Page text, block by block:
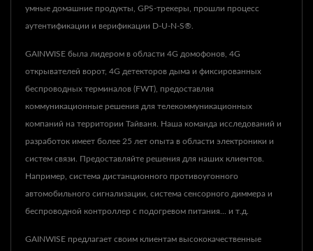
умные домашние продукты, GPS-трекеры, прошли процесс
аутентификации и верификации D-U-N-S®.
GAINWISE была лидером в области 4G домофонов, 4G
открывателей ворот, 4G детекторов дыма и фиксированных
беспроводных терминалов (FWT), предоставляя
коммуникационные решения для телекоммуникационных
компаний на территории Тайваня. Наша команда исследований и
разработок имеет более 25 лет опыта в области электроники и
систем связи. Предоставляйте решения для наших клиентов.
Например, система дистанционного противоугонного
автомобильного сигнализации, система сенсорного диммера и
беспроводной контроллер с подогревом питания... и т.д.
GAINWISE предлагает своим клиентам высококачественные